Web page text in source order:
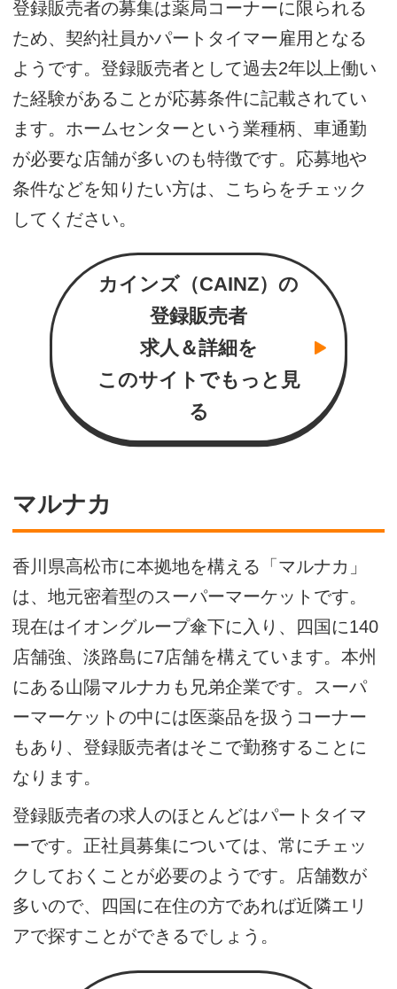
登録販売者の募集は薬局コーナーに限られる
ため、契約社員かパートタイマー雇用となる
ようです。登録販売者として過去2年以上働い
た経験があることが応募条件に記載されてい
ます。ホームセンターという業種柄、車通勤
が必要な店舗が多いのも特徴です。応募地や
条件などを知りたい方は、こちらをチェック
してください。
カインズ（CAINZ）の
登録販売者
求人＆詳細を
このサイトでもっと見
る
マルナカ
香川県高松市に本拠地を構える「マルナカ」
は、地元密着型のスーパーマーケットです。
現在はイオングループ傘下に入り、四国に140
店舗強、淡路島に7店舗を構えています。本州
にある山陽マルナカも兄弟企業です。スーパ
ーマーケットの中には医薬品を扱うコーナー
もあり、登録販売者はそこで勤務することに
なります。
登録販売者の求人のほとんどはパートタイマ
ーです。正社員募集については、常にチェッ
クしておくことが必要のようです。店舗数が
多いので、四国に在住の方であれば近隣エリ
アで探すことができるでしょう。